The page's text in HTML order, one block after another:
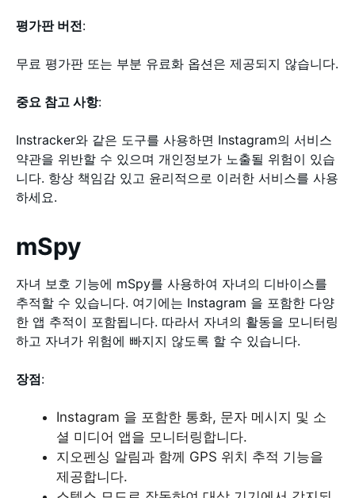
평가판 버전:
무료 평가판 또는 부분 유료화 옵션은 제공되지 않습니다.
중요 참고 사항:
Instracker와 같은 도구를 사용하면 Instagram의 서비스
약관을 위반할 수 있으며 개인정보가 노출될 위험이 있습
니다. 항상 책임감 있고 윤리적으로 이러한 서비스를 사용
하세요.
mSpy
자녀 보호 기능에 mSpy를 사용하여 자녀의 디바이스를
추적할 수 있습니다. 여기에는 Instagram 을 포함한 다양
한 앱 추적이 포함됩니다. 따라서 자녀의 활동을 모니터링
하고 자녀가 위험에 빠지지 않도록 할 수 있습니다.
장점:
Instagram 을 포함한 통화, 문자 메시지 및 소
셜 미디어 앱을 모니터링합니다.
지오펜싱 알림과 함께 GPS 위치 추적 기능을
제공합니다.